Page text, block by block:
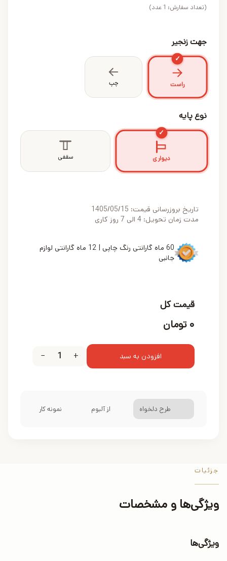
(تعداد سفارش: 1عدد)
جهت زنجیر
✓
راست چپ
نوع پایه
✓
دیواری سقفی
تاریخ بروزرسانی قیمت: 1405/05/15
مدت زمان تحویل: 4 الی 7 روز کاری
60 ماه گارانتی رنگ چاپی | 12 ماه گارانتی لوازم
جانبی
قیمت کل
۰ تومان
افزودن به سبد +
1
−
طرح دلخواه از آلبوم نمونه کار
جزئیات
ویژگی‌ها و مشخصات
ویژگی‌ها